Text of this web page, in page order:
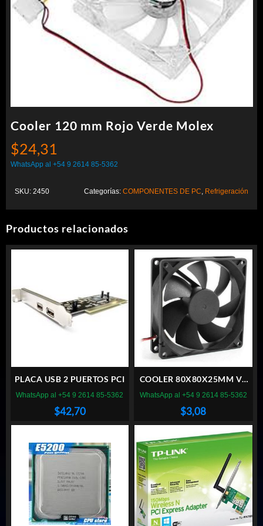
Cooler 120 mm Rojo Verde Molex
$24,31
WhatsApp al +54 9 2614 85-5362
SKU: 2450 Categorías: COMPONENTES DE PC, Refrigeración
Productos relacionados
PLACA USB 2 PUERTOS PCI
$42,70
WhatsApp al +54 9 2614 85-5362
COOLER 80X80X25MM VT
BUJE 8CM 12V FICHA
MOLEX
$3,08
WhatsApp al +54 9 2614 85-5362